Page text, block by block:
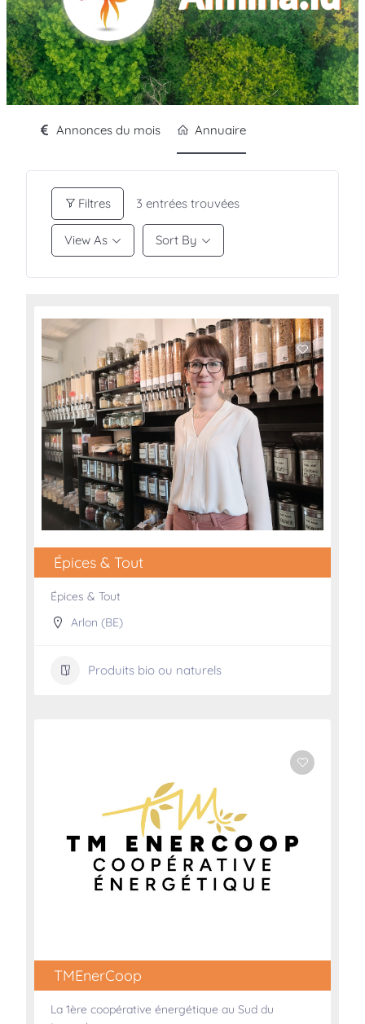
Annonces du mois Annuaire
Filtres 3 entrées trouvées
View As Sort By
Épices & Tout
Épices & Tout
Arlon (BE)
Produits bio ou naturels
TMEnerCoop
La 1ère coopérative énergétique au Sud du